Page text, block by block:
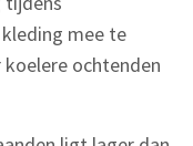
mee te
ochtenden